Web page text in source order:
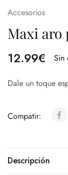
Accesorios
Maxi aro
12.99€ Sin
Dale un toque
Compatir:
Descripción